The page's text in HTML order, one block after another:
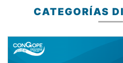
CATEGORÍAS